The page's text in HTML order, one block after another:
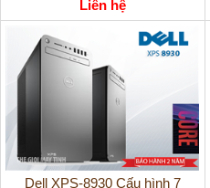
Liên hệ
Dell XPS-8930 Cấu hình 7